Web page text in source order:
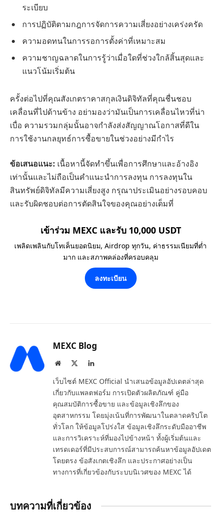
ระเบียบ
การปฏิบัติตามกฎการจัดการความเสี่ยงอย่างเคร่งครัด
ความอดทนในการรอการตั้งค่าที่เหมาะสม
ความชาญฉลาดในการรู้ว่าเมื่อใดที่ช่วงใกล้สิ้นสุดและ
แนวโน้มเริ่มต้น
ครั้งต่อไปที่คุณสังเกตราคาสกุลเงินดิจิทัลที่คุณชื่นชอบ
เคลื่อนที่ไปด้านข้าง อย่ามองว่ามันเป็นการเคลื่อนไหวที่น่า
เบื่อ ความรวมกลุ่มนั้นอาจกำลังส่งสัญญาณโอกาสที่ดีใน
การใช้งานกลยุทธ์การซื้อขายในช่วงอย่างมีกำไร
ข้อเสนอแนะ: เนื้อหานี้จัดทำขึ้นเพื่อการศึกษาและอ้างอิง
เท่านั้นและไม่ถือเป็นคำแนะนำการลงทุน การลงทุนใน
สินทรัพย์ดิจิทัลมีความเสี่ยงสูง กรุณาประเมินอย่างรอบคอบ
และรับผิดชอบต่อการตัดสินใจของคุณอย่างเต็มที่
เข้าร่วม MEXC และรับ 10,000 USDT
เพลิดเพลินกับโทเค็นยอดนิยม, Airdrop ทุกวัน, ค่าธรรมเนียมที่ต่ำ
มาก และสภาพคล่องที่ครอบคลุม
ลงทะเบียน
MEXC Blog
Website LinkedIn
เว็บไซต์ MEXC Official นำเสนอข้อมูลอัปเดตล่าสุด
เกี่ยวกับแพลตฟอร์ม การเปิดตัวผลิตภัณฑ์ คู่มือ
คุณสมบัติการซื้อขาย และข้อมูลเชิงลึกของ
อุตสาหกรรม โดยมุ่งเน้นที่การพัฒนาในตลาดคริปโต
ทั่วโลก ให้ข้อมูลโปร่งใส ข้อมูลเชิงลึกระดับมืออาชีพ
และการวิเคราะห์ที่มองไปข้างหน้า ทั้งผู้เริ่มต้นและ
เทรดเดอร์ที่มีประสบการณ์สามารถค้นหาข้อมูลอัปเดต
โดยตรง ข้อสังเกตเชิงลึก และประกาศอย่างเป็น
ทางการที่เกี่ยวข้องกับระบบนิเวศของ MEXC ได้
บทความที่เกี่ยวข้อง